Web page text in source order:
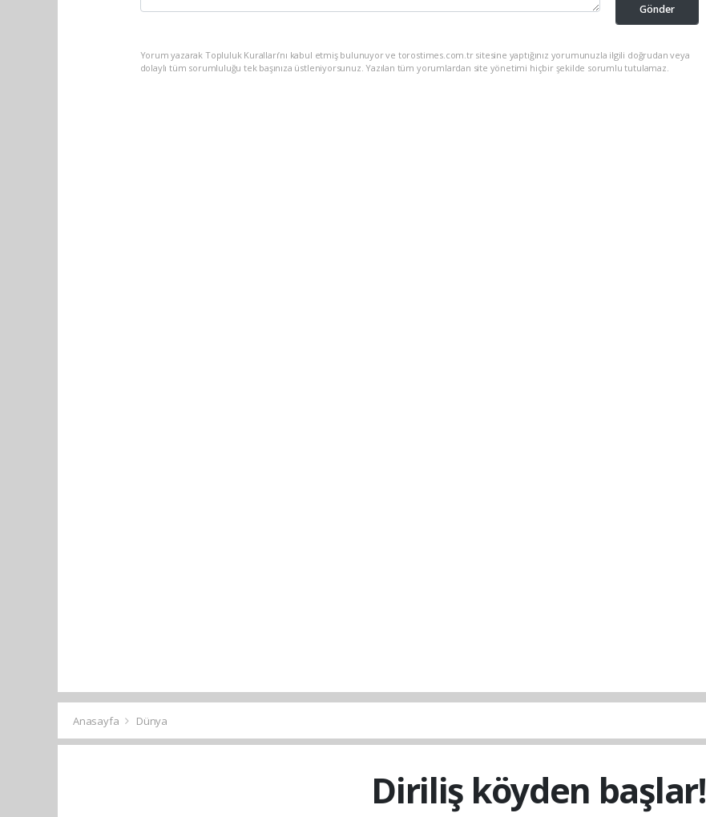
Gönder
Yorum yazarak Topluluk Kuralları’nı kabul etmiş bulunuyor ve torostimes.com.tr sitesine yaptığınız yorumunuzla ilgili doğrudan veya
dolaylı tüm sorumluluğu tek başınıza üstleniyorsunuz. Yazılan tüm yorumlardan site yönetimi hiçbir şekilde sorumlu tutulamaz.
Anasayfa Dünya
Diriliş köyden başlar!